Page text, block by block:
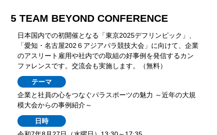
5 TEAM BEYOND CONFERENCE
日本国内での初開催となる「東京2025デフリンピック」、
「愛知・名古屋202６アジアパラ競技大会」に向けて、企業
のアスリート雇用や社内での取組の好事例を発信するカン
ファレンスです。交流会も実施します。（無料）
テーマ
企業と社員の心をつなぐパラスポーツの魅力 ～近年の大規
模大会からの事例紹介～
日時